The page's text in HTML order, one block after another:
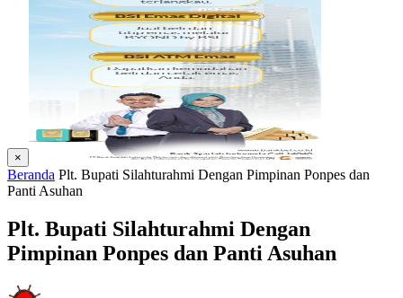
×
Beranda Plt. Bupati Silahturahmi Dengan Pimpinan Ponpes dan
Panti Asuhan
Plt. Bupati Silahturahmi Dengan
Pimpinan Ponpes dan Panti Asuhan